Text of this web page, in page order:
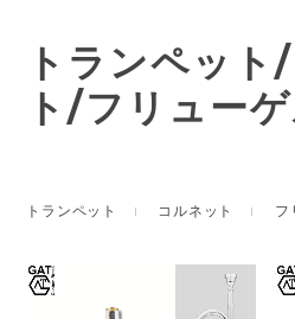
トランペット
ト/フリュー
トランペット コルネット フ